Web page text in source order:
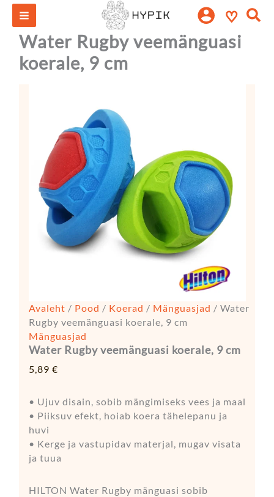
Skip
content
♡ Otsi:
Water Rugby veemänguasi
koerale, 9 cm
Avaleht / Pood / Koerad / Mänguasjad / Water
Rugby veemänguasi koerale, 9 cm
Mänguasjad
Water Rugby veemänguasi koerale, 9 cm
5,89 €
• Ujuv disain, sobib mängimiseks vees ja maal
• Piiksuv efekt, hoiab koera tähelepanu ja
huvi
• Kerge ja vastupidav materjal, mugav visata
ja tuua
HILTON Water Rugby mänguasi sobib
Water
veemänguasi
koerale,
cm